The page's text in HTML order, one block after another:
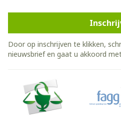
Door op inschrijven te klikken,
nieuwsbrief en gaat u akkoord